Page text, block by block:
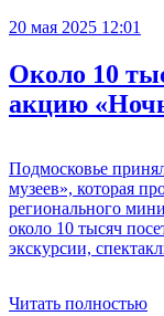
20 мая 2025 12:01
Около 10
акцию
Подмосковье
музеев», которая
регионального
около 10 тысяч
экскурсии,
Читать полностью